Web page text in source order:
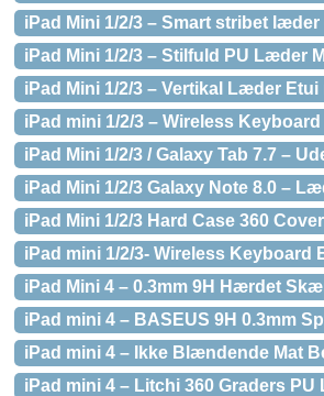
iPad Mini 1/2/3 – Smart stribet
iPad Mini 1/2/3 – Stilfuld PU Læder
iPad Mini 1/2/3 – Vertikal Læder
iPad mini 1/2/3 – Wireless
iPad Mini 1/2/3 / Galaxy Tab 7.7 –
iPad Mini 1/2/3 Galaxy Note 8.0 –
iPad Mini 1/2/3 Hard Case 360
iPad mini 1/2/3- Wireless Keyboard
iPad Mini 4 – 0.3mm 9H Hærdet
iPad mini 4 – BASEUS 9H 0.3mm
iPad mini 4 – Ikke Blændende Mat
iPad mini 4 – Litchi 360 Graders